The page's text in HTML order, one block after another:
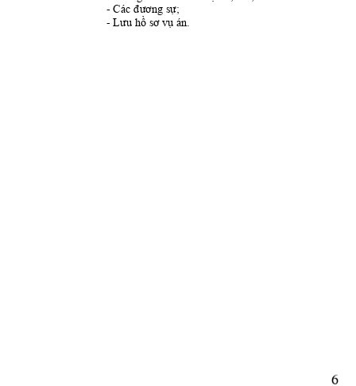
6
- Các đương sự;
- Lưu hồ sơ vụ án.